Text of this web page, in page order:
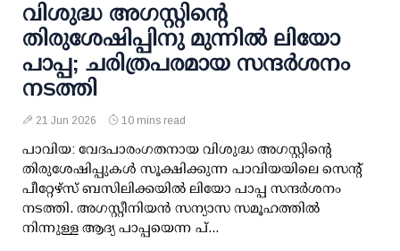
വിശുദ്ധ അഗസ്റ്റിന്റെ
തിരുശേഷിപ്പിനു മുന്നിൽ ലിയോ
പാപ്പ; ചരിത്രപരമായ സന്ദർശനം
നടത്തി
21 Jun 2026 10 mins read
പാവിയ: വേദപാരംഗതനായ വിശുദ്ധ അഗസ്റ്റിന്റെ
തിരുശേഷിപ്പുകൾ സൂക്ഷിക്കുന്ന പാവിയയിലെ സെന്റ്
പീറ്റേഴ്‌സ് ബസിലിക്കയിൽ ലിയോ പാപ്പ സന്ദർശനം
നടത്തി. അഗസ്റ്റീനിയൻ സന്യാസ സമൂഹത്തിൽ
നിന്നുള്ള ആദ്യ പാപ്പയെന്ന പ്...